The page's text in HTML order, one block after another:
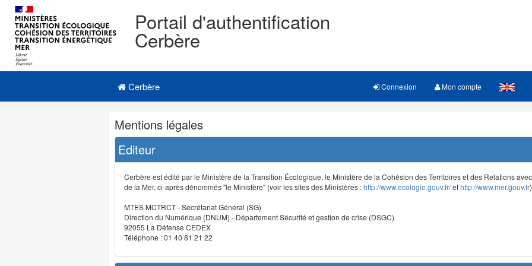
Portail d'authentification
Cerbère
Navigation
Menu principal
Cerbère Connexion Mon compte
Navigation
et
outils
annexes
Mentions légales
Editeur
Cerbère est édité par le Ministère de la Transition Écologique, le Ministère de la Cohésion des Territoires et des Relations
de la Mer, ci-après dénommés "le Ministère" (voir les sites des Ministères :http://www.ecologie.gouv.fr/ethttp://www.mer.gouv.fr
MTES MCTRCT - Secrétariat Général (SG)
Direction du Numérique (DNUM) - Département Sécurité et gestion de crise (DSGC)
92055 La Défense CEDEX
Téléphone : 01 40 81 21 22